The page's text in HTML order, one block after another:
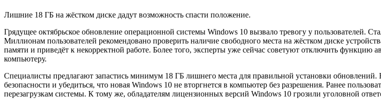
Лишние 18 ГБ на жёстком диске дадут возможность спасти положение.
Грядущее октябрьское обновление операционной системы Windows 10 вызвало тревогу у пользователей.
Миллионам пользователей рекомендовано проверить наличие свободного места на жёстком диске
памяти и приведёт к некорректной работе. Более того, эксперты уже сейчас советуют отключить функцию
компьютеру.
Специалисты предлагают запастись минимум 18 ГБ лишнего места для правильной установки
безопасности и убедиться, что новая Windows 10 не вторгнется в компьютер без разрешения. Ранее
перезагрузкам системы. К тому же, обладателям лицензионных версий Windows 10 грозили уголовной